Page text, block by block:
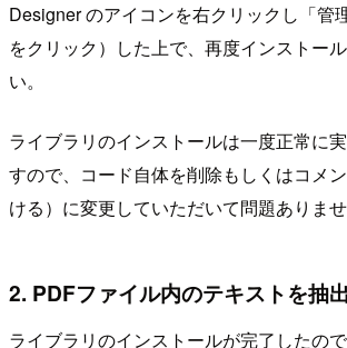
Designer のアイコンを右クリックし「管
をクリック）した上で、再度インストー
い。
ライブラリのインストールは一度正常に
すので、コード自体を削除もしくはコメ
ける）に変更していただいて問題ありませ
2. PDFファイル内のテキストを抽出
ライブラリのインストールが完了したの